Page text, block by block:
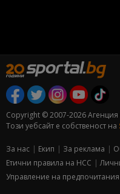
Copyright © 2007-2026
Този уебсайт е собственост на
За нас Екип За рекламa
Етични правила на НСС
Управление на предпочитания